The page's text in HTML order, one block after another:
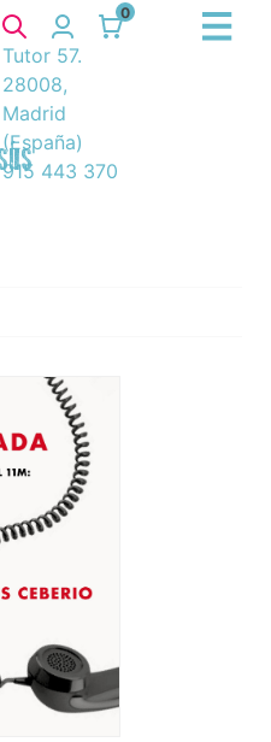
0
Tutor 57.
28008,
Madrid
(España)
915 443 370